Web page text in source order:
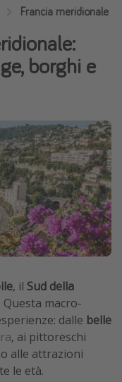
Francia meridionale
borghi e
, il Sud della
macro-
dalle belle
, ai pittoreschi
alle attrazioni
le età.